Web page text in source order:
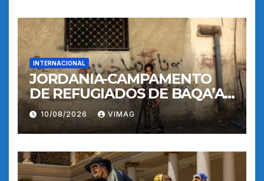
INTERNACIONAL
JORDANIA-CAMPAMENTO
DE REFUGIADOS DE BAQA’A-
VIDA COTIDIANA
10/08/2026 VIMAG